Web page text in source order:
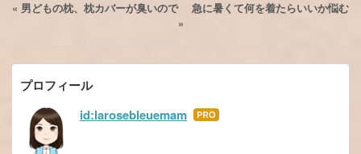
« 男どもの枕、枕カバーが臭いので
急に暑くて何を着たらいいか悩む
»
プロフィール
id:larosebleuemam はて